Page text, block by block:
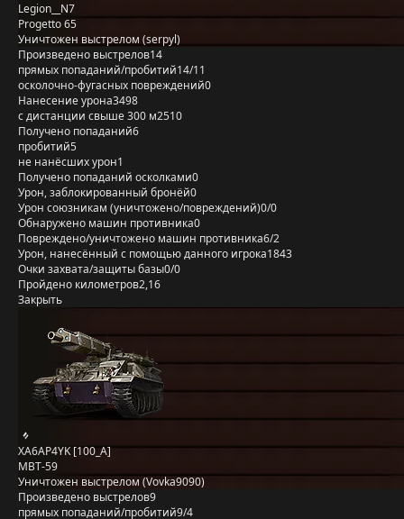
Legion__N7
Progetto 65
Уничтожен выстрелом (serpyl)
Произведено выстрелов14
прямых попаданий/пробитий14/11
осколочно-фугасных повреждений0
Нанесение урона3498
с дистанции свыше 300 м2510
Получено попаданий6
пробитий5
не нанёсших урон1
Получено попаданий осколками0
Урон, заблокированный бронёй0
Урон союзникам (уничтожено/повреждений)0/0
Обнаружено машин противника0
Повреждено/уничтожено машин противника6/2
Урон, нанесённый с помощью данного игрока1843
Очки захвата/защиты базы0/0
Пройдено километров2,16
Закрыть
XA6AP4YK [100_A]
MBT-59
Уничтожен выстрелом (Vovka9090)
Произведено выстрелов9
прямых попаданий/пробитий9/4